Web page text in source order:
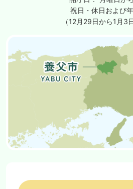
祝日・休日および
（12月29日から1月3